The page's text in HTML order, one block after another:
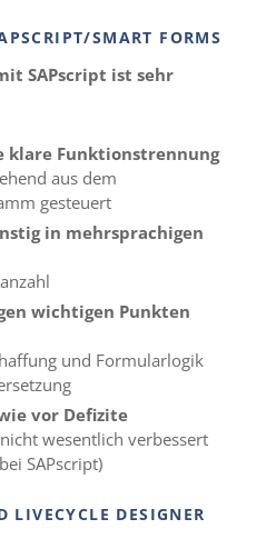
SMART FORMS
SAPscript ist sehr
klare Funktionstrennung
aus dem
gesteuert
in mehrsprachigen
wichtigen Punkten
und Formularlogik
vor Defizite
wesentlich verbessert
SAPscript)
LIVECYCLE DESIGNER